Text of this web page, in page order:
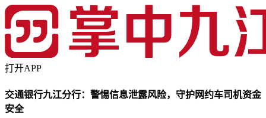
打开APP
交通银行九江分行：警惕信息泄露风险，守护网约车司机资金
安全